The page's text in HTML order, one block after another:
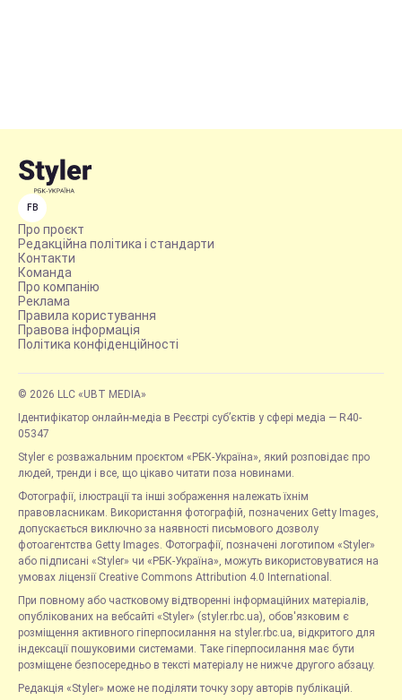
FB
Про проєкт
Редакційна політика і стандарти
Контакти
Команда
Про компанію
Реклама
Правила користування
Правова інформація
Політика конфіденційності
© 2026 LLC «UBT MEDIA»
Ідентифікатор онлайн-медіа в Реєстрі суб’єктів у сфері медіа — R40-
05347
Styler є розважальним проєктом «РБК-Україна», який розповідає про
людей, тренди і все, що цікаво читати поза новинами.
Фотографії, ілюстрації та інші зображення належать їхнім
правовласникам. Використання фотографій, позначених Getty Images,
допускається виключно за наявності письмового дозволу
фотоагентства Getty Images. Фотографії, позначені логотипом «Styler»
або підписані «Styler» чи «РБК-Україна», можуть використовуватися на
умовах ліцензії Creative Commons Attribution 4.0 International.
При повному або частковому відтворенні інформаційних матеріалів,
опублікованих на вебсайті «Styler» (styler.rbc.ua), обов'язковим є
розміщення активного гіперпосилання на styler.rbc.ua, відкритого для
індексації пошуковими системами. Таке гіперпосилання має бути
розміщене безпосередньо в тексті матеріалу не нижче другого абзацу.
Редакція «Styler» може не поділяти точку зору авторів публікацій.